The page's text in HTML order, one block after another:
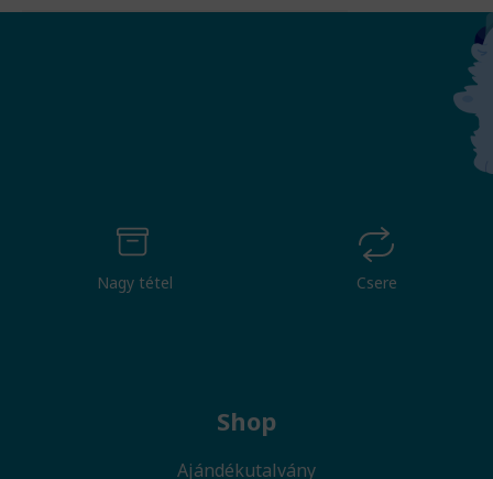
Nagy tétel Csere
Shop
Ajándékutalvány